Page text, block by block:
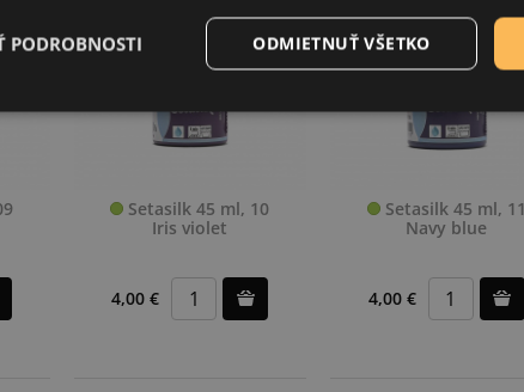
Setasilk 45 ml, 10
Iris violet
4,00 €
Setasilk 45 ml, 11
Navy blue
4,00 €
ODMIETNUŤ VŠETKO
PODROBNOSTI